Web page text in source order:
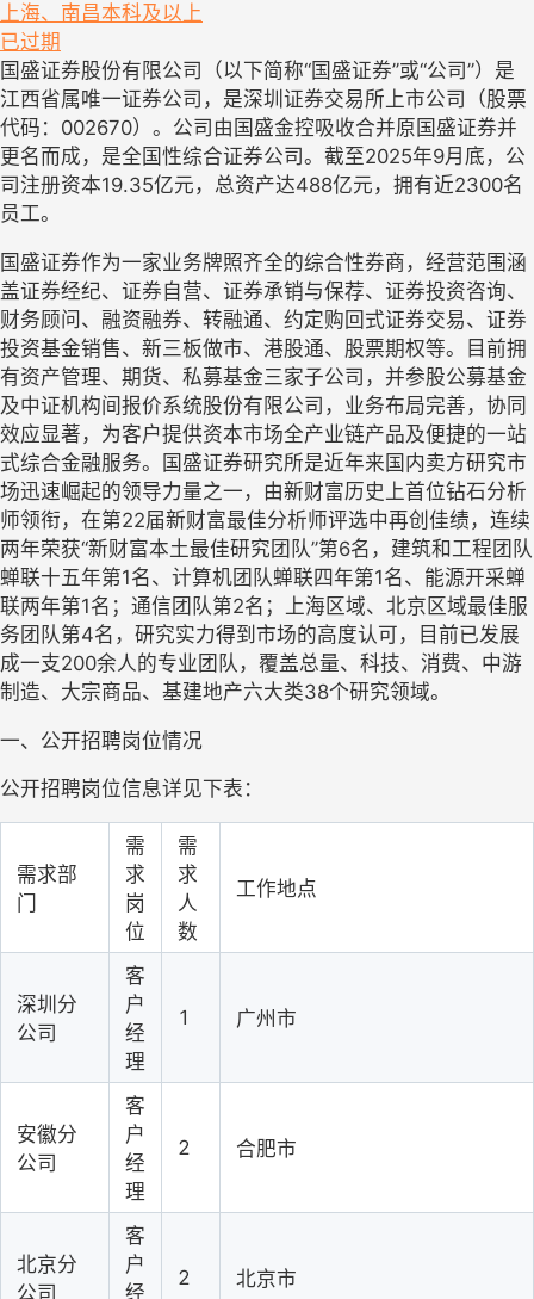
上海、南昌本科及以上
已过期
国盛证券股份有限公司（以下简称“国盛证券”或“公司”）是
江西省属唯一证券公司，是深圳证券交易所上市公司（股票
代码： 002670）。公司由国盛金控吸收合并原国盛证券并
更名而成，是全国性综合证券公司。截至2025年9月底，公
司注册资本19.35亿元，总资产达488亿元，拥有近2300名
员工。
国盛证券作为一家业务牌照齐全的综合性券商，经营范围涵
盖证券经纪、证券自营、证券承销与保荐、证券投资咨询、
财务顾问、融资融券、转融通、约定购回式证券交易、证券
投资基金销售、新三板做市、港股通、股票期权等。目前拥
有资产管理、期货、私募基金三家子公司，并参股公募基金
及中证机构间报价系统股份有限公司，业务布局完善，协同
效应显著，为客户提供资本市场全产业链产品及便捷的一站
式综合金融服务。国盛证券研究所是近年来国内卖方研究市
场迅速崛起的领导力量之一，由新财富历史上首位钻石分析
师领衔， 在第22届新财富最佳分析师评选中再创佳绩，连续
两年荣获“新财富本土最佳研究团队”第6名，建筑和工程团队
蝉联十五年第1名、计算机团队蝉联四年第1名、能源开采蝉
联两年第1名；通信团队第2名；上海区域、北京区域最佳服
务团队第4名，研究实力得到市场的高度认可，
目前已发展
成一支200余人的专业团队，覆盖总量、科技、消费、中游
制造、大宗商品、基建地产六大类38个研究领域。
一、公开招聘岗位情况
公开招聘岗位信息详见下表：
需求部
门
需
求
岗
位
需
求
人
数
工作地点
深圳分
公司
客
户
经
理
1 广州市
安徽分
公司
客
户
经
理
2 合肥市
北京分
公司
客
户
经
2 北京市